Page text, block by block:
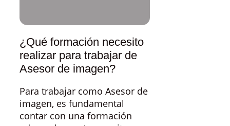
¿Qué formación necesito
realizar para trabajar de
Asesor de imagen?
Para trabajar como Asesor de
imagen, es fundamental
contar con una formación